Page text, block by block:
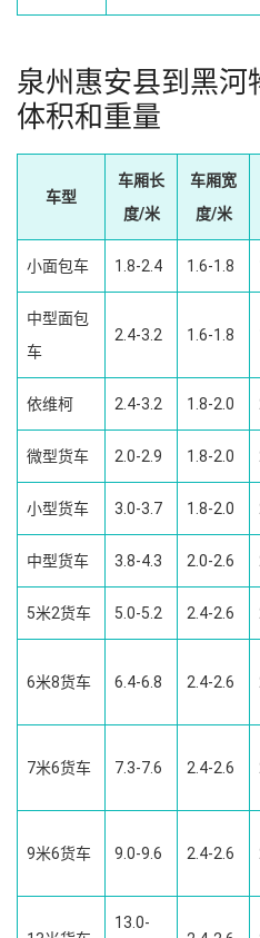
泉州惠安县到黑河
体积和重量
车型
车厢长
度/米
车厢宽
度/米
小面包车 1.8-2.4 1.6-1.8
中型面包
车
2.4-3.2 1.6-1.8
依维柯 2.4-3.2 1.8-2.0
微型货车 2.0-2.9 1.8-2.0
小型货车 3.0-3.7 1.8-2.0
中型货车 3.8-4.3 2.0-2.6
5米2货车 5.0-5.2 2.4-2.6
6米8货车 6.4-6.8 2.4-2.6
7米6货车 7.3-7.6 2.4-2.6
9米6货车 9.0-9.6 2.4-2.6
13.0-